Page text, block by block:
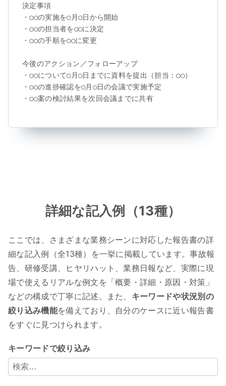
決定事項
・○○の実施を○月○日から開始
・○○の担当者を○○に決定
・○○の手順を○○に変更
今後のアクション／フォローアップ
・○○について○月○日までに資料を提出（担当：○○）
・○○の進捗確認を○月○日の会議で実施予定
・○○案の検討結果を次回会議までに共有
詳細な記入例（13種）
ここでは、さまざまな業務シーンに対応した報告書の詳
細な記入例（全13種）を一挙に掲載しています。事故報
告、研修受講、ヒヤリハット、業務日報など、実際に現
場で使えるリアルな例文を「概要・詳細・原因・対策」
などの構成で丁寧に記述。また、 キーワードや状況別の
絞り込み機能を備えており、自分のケースに近い報告書
をすぐに見つけられます。
キーワードで絞り込み